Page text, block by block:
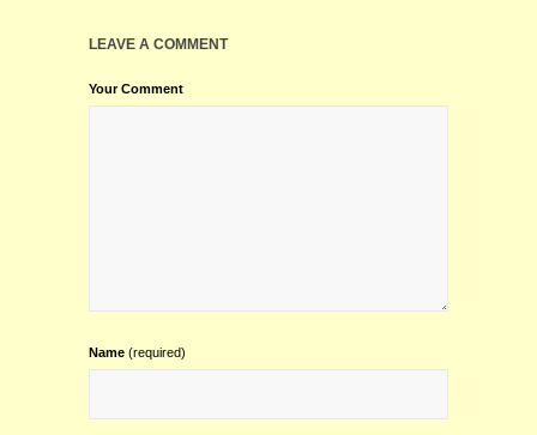
LEAVE A COMMENT
Your Comment
Name (required)